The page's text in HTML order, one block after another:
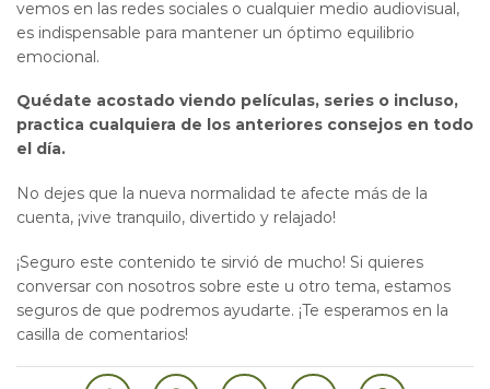
vemos en las redes sociales o cualquier medio audiovisual,
es indispensable para mantener un óptimo equilibrio
emocional.
Quédate acostado viendo películas, series o incluso,
practica cualquiera de los anteriores consejos en todo
el día.
No dejes que la nueva normalidad te afecte más de la
cuenta, ¡vive tranquilo, divertido y relajado!
¡Seguro este contenido te sirvió de mucho! Si quieres
conversar con nosotros sobre este u otro tema, estamos
seguros de que podremos ayudarte. ¡Te esperamos en la
casilla de comentarios!